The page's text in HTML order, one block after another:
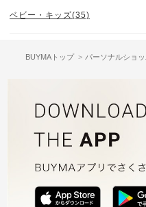
ベビー・キッズ(35)
BUYMAトップ パーソナルショ